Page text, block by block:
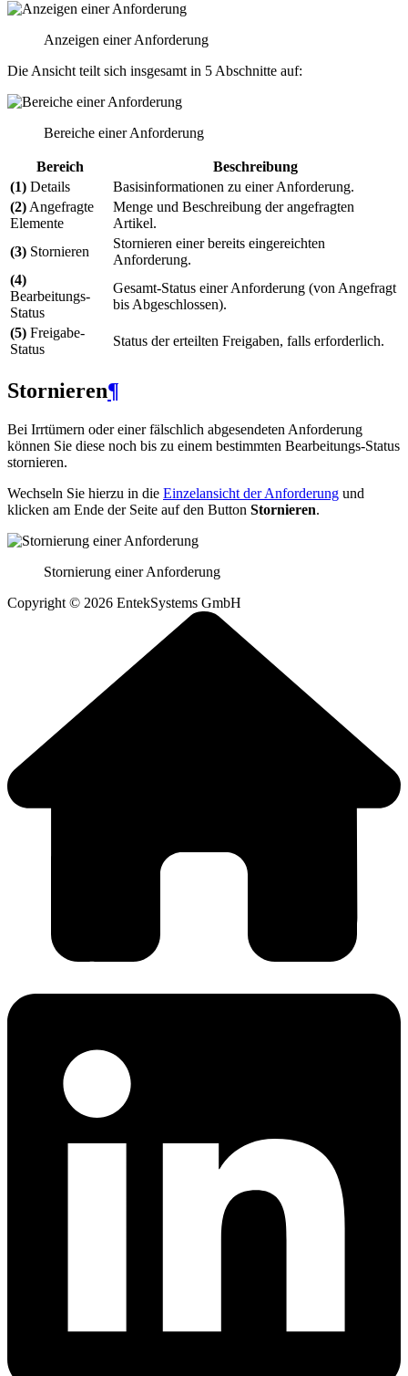
Anzeigen einer Anforderung
Die Ansicht teilt sich insgesamt in 5 Abschnitte auf:
Bereiche einer Anforderung
Bereich
Beschreibung
(1) Details
Basisinformationen zu einer Anforderung.
(2) Angefragte
Elemente
Menge und Beschreibung der angefragten
Artikel.
(3) Stornieren
Stornieren einer bereits eingereichten
Anforderung.
(4)
Bearbeitungs-
Status
Gesamt-Status einer Anforderung (von Angefragt
bis Abgeschlossen).
(5) Freigabe-
Status
Status der erteilten Freigaben, falls erforderlich.
Stornieren¶
Bei Irrtümern oder einer fälschlich abgesendeten Anforderung
können Sie diese noch bis zu einem bestimmten Bearbeitungs-Status
stornieren.
Wechseln Sie hierzu in die Einzelansicht der Anforderung und
klicken am Ende der Seite auf den Button Stornieren.
Stornierung einer Anforderung
Copyright © 2026 EntekSystems GmbH